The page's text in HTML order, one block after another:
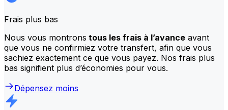
Frais plus bas
Nous vous montrons tous les frais à l’avance avant
que vous ne confirmiez votre transfert, afin que vous
sachiez exactement ce que vous payez. Nos frais plus
bas signifient plus d’économies pour vous.
Dépensez moins